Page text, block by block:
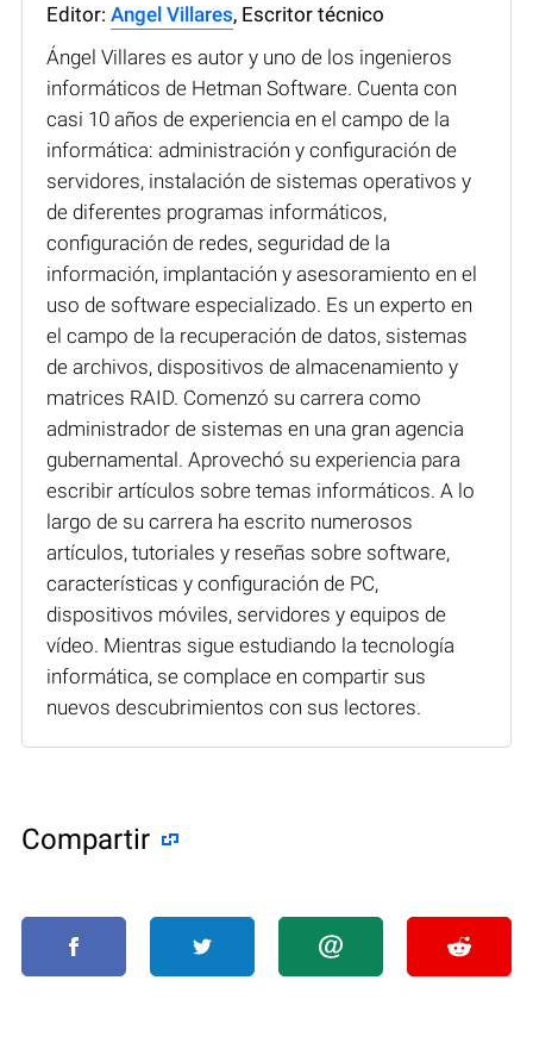
Editor: Angel Villares, Escritor técnico
Ángel Villares es autor y uno de los ingenieros
informáticos de Hetman Software. Cuenta con
casi 10 años de experiencia en el campo de la
informática: administración y configuración de
servidores, instalación de sistemas operativos y
de diferentes programas informáticos,
configuración de redes, seguridad de la
información, implantación y asesoramiento en el
uso de software especializado. Es un experto en
el campo de la recuperación de datos, sistemas
de archivos, dispositivos de almacenamiento y
matrices RAID. Comenzó su carrera como
administrador de sistemas en una gran agencia
gubernamental. Aprovechó su experiencia para
escribir artículos sobre temas informáticos. A lo
largo de su carrera ha escrito numerosos
artículos, tutoriales y reseñas sobre software,
características y configuración de PC,
dispositivos móviles, servidores y equipos de
vídeo. Mientras sigue estudiando la tecnología
informática, se complace en compartir sus
nuevos descubrimientos con sus lectores.
Compartir